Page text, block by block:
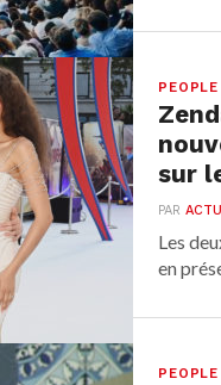
PEOPLE
sur
PAR
Les
en
PEOPLE